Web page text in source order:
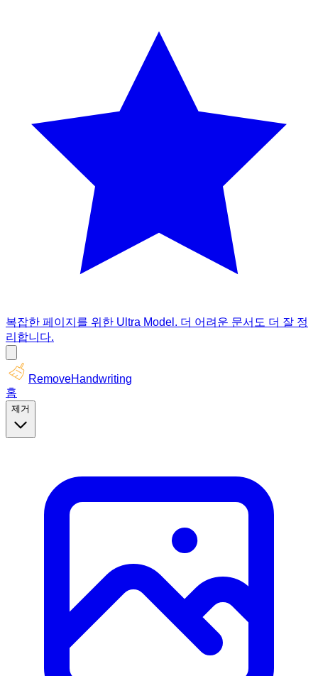
복잡한 페이지를 위한 Ultra Model. 더 어려운 문서도 더 잘 정
리합니다.
RemoveHandwriting
홈
제거